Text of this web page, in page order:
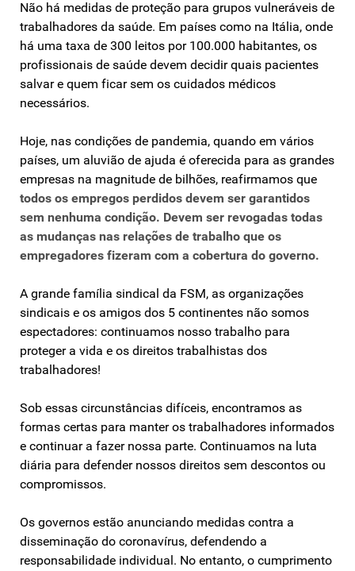
Não há medidas de proteção para grupos vulneráveis ​​de
trabalhadores da saúde. Em países como na Itália, onde
há uma taxa de 300 leitos por 100.000 habitantes, os
profissionais de saúde devem decidir quais pacientes
salvar e quem ficar sem os cuidados médicos
necessários.
Hoje, nas condições de pandemia, quando em vários
países, um aluvião de ajuda é oferecida para as grandes
empresas na magnitude de bilhões, reafirmamos que
todos os empregos perdidos devem ser garantidos
sem nenhuma condição. Devem ser revogadas todas
as mudanças nas relações de trabalho que os
empregadores fizeram com a cobertura do governo.
A grande família sindical da FSM, as organizações
sindicais e os amigos dos 5 continentes não somos
espectadores: continuamos nosso trabalho para
proteger a vida e os direitos trabalhistas dos
trabalhadores!
Sob essas circunstâncias difíceis, encontramos as
formas certas para manter os trabalhadores informados
e continuar a fazer nossa parte. Continuamos na luta
diária para defender nossos direitos sem descontos ou
compromissos.
Os governos estão anunciando medidas contra a
disseminação do coronavírus, defendendo a
responsabilidade individual. No entanto, o cumprimento